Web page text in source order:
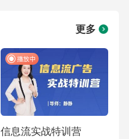
更多
信息流实战特训营